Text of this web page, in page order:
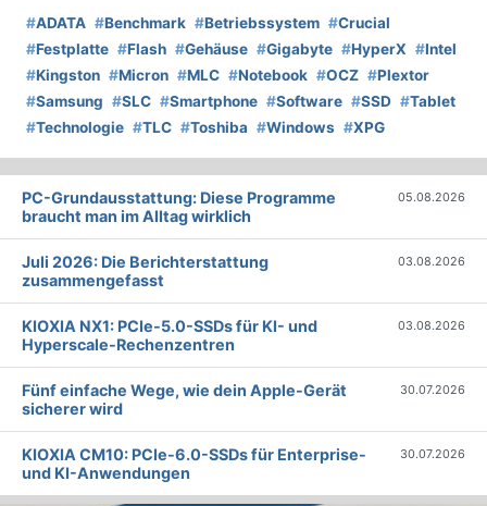
#ADATA #Benchmark #Betriebssystem #Crucial
#Festplatte #Flash #Gehäuse #Gigabyte #HyperX #Intel
#Kingston #Micron #MLC #Notebook #OCZ #Plextor
#Samsung #SLC #Smartphone #Software #SSD #Tablet
#Technologie #TLC #Toshiba #Windows #XPG
PC-Grundausstattung: Diese Programme
braucht man im Alltag wirklich
05.08.2026
Juli 2026: Die Bericht­erstattung
zusammengefasst
03.08.2026
KIOXIA NX1: PCIe-5.0-SSDs für KI- und
Hyperscale-Rechenzentren
03.08.2026
Fünf einfache Wege, wie dein Apple-Gerät
sicherer wird
30.07.2026
KIOXIA CM10: PCIe-6.0-SSDs für Enterprise-
und KI-Anwendungen
30.07.2026